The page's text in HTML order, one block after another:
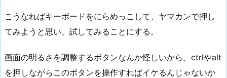
こうなればキーボードをにらめっこして、ヤマカンで押し
てみようと思い、試してみることにする。
画面の明るさを調整するボタンなんか怪しいから、ctrlやalt
を押しながらこのボタンを操作すればイケるんじゃないか